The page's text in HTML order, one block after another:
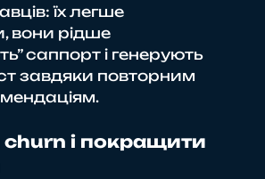
їх легше
вони рідше
саппорт і генерують
завдяки повторним
churn і покращити